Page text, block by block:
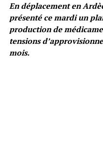
En déplacement en
présenté ce mardi un
production de
tensions
mois.